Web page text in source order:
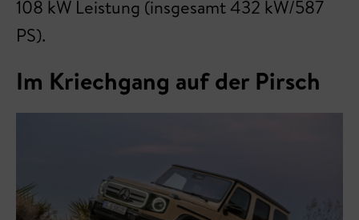
108 kW Leistung (insgesamt 432 kW/587
PS).
Im Kriechgang auf der Pirsch